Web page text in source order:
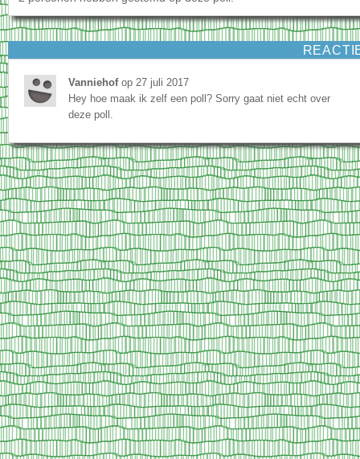
Vanniehof op 27 juli 2017
Hey hoe maak ik zelf een poll? Sorry gaat niet echt over
deze poll.